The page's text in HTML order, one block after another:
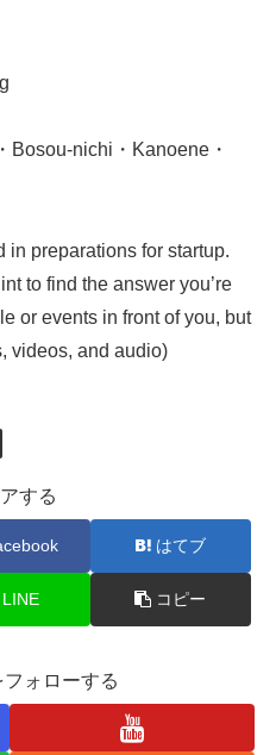
Bosou-nichi・Kanoene・
in preparations for startup.
to find the answer you’re
or events in front of you, but
videos, and audio)
する
はてブ
LINE コピー
ォローする